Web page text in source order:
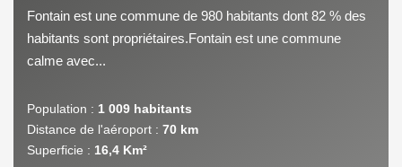
Fontain est une commune de 980 habitants dont 82 % des
habitants sont propriétaires.Fontain est une commune
calme avec...
Population : 1 009 habitants
Distance de l'aéroport : 70 km
Superficie : 16,4 Km²